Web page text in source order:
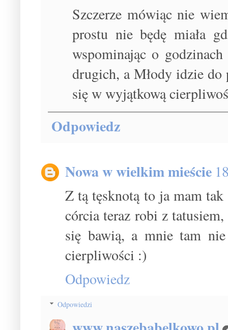
Szczerze mówiąc nie
prostu nie będę miała
wspominając o
drugich, a Młody idzie
się w wyjątkową
Odpowiedz
Nowa w wielkim mieście
Z tą tęsknotą to ja mam
córcia teraz robi z tatusiem,
się bawią, a mnie tam
cierpliwości :)
Odpowiedz
Odpowiedzi